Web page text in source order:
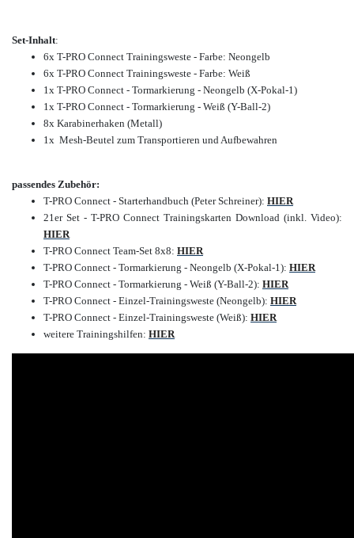
Set-Inhalt:
6x T-PRO Connect Trainingsweste - Farbe: Neongelb
6x T-PRO Connect Trainingsweste - Farbe: Weiß
1x T-PRO Connect - Tormarkierung - Neongelb (X-Pokal-1)
1x T-PRO Connect - Tormarkierung - Weiß (Y-Ball-2)
8x Karabinerhaken (Metall)
1x Mesh-Beutel zum Transportieren und Aufbewahren
passendes Zubehör:
T-PRO Connect - Starterhandbuch (Peter Schreiner): HIER
21er Set - T-PRO Connect Trainingskarten Download (inkl. Video):
HIER
T-PRO Connect Team-Set 8x8: HIER
T-PRO Connect - Tormarkierung - Neongelb (X-Pokal-1): HIER
T-PRO Connect - Tormarkierung - Weiß (Y-Ball-2): HIER
T-PRO Connect - Einzel-Trainingsweste (Neongelb): HIER
T-PRO Connect - Einzel-Trainingsweste (Weiß): HIER
weitere Trainingshilfen: HIER